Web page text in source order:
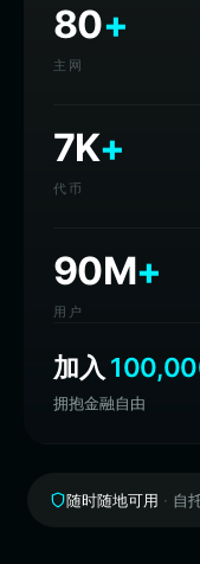
80+
主网
7K+
代币
90M+
用户
加入
拥抱金融自由
随时随地可用 · 自